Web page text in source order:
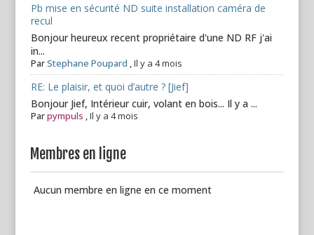
Pb mise en sécurité ND suite installation caméra de
recul
Bonjour heureux recent propriétaire d'une ND RF j'ai
in...
ParStephane Poupard Il y a 4 mois
RE: Le plaisir, et quoi d’autre ? [Jief]
Bonjour Jief, Intérieur cuir, volant en bois... Il y a ...
Parpympuls Il y a 4 mois
Membres en ligne
Aucun membre en ligne en ce moment